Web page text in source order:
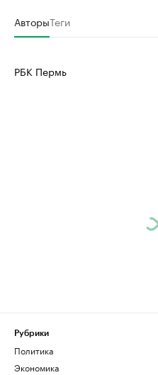
АвторыТеги
РБК Пермь
Рубрики
Политика
Экономика